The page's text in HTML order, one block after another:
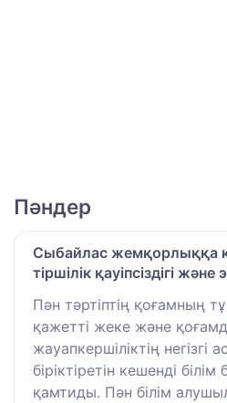
Пәндер
Сыбайлас жемқорлыққа
тіршілік қауіпсіздігі және
Пән тәртіптің қоғамның
қажетті жеке және
жауапкершіліктің негізгі
біріктіретін кешенді
қамтиды. Пән білім